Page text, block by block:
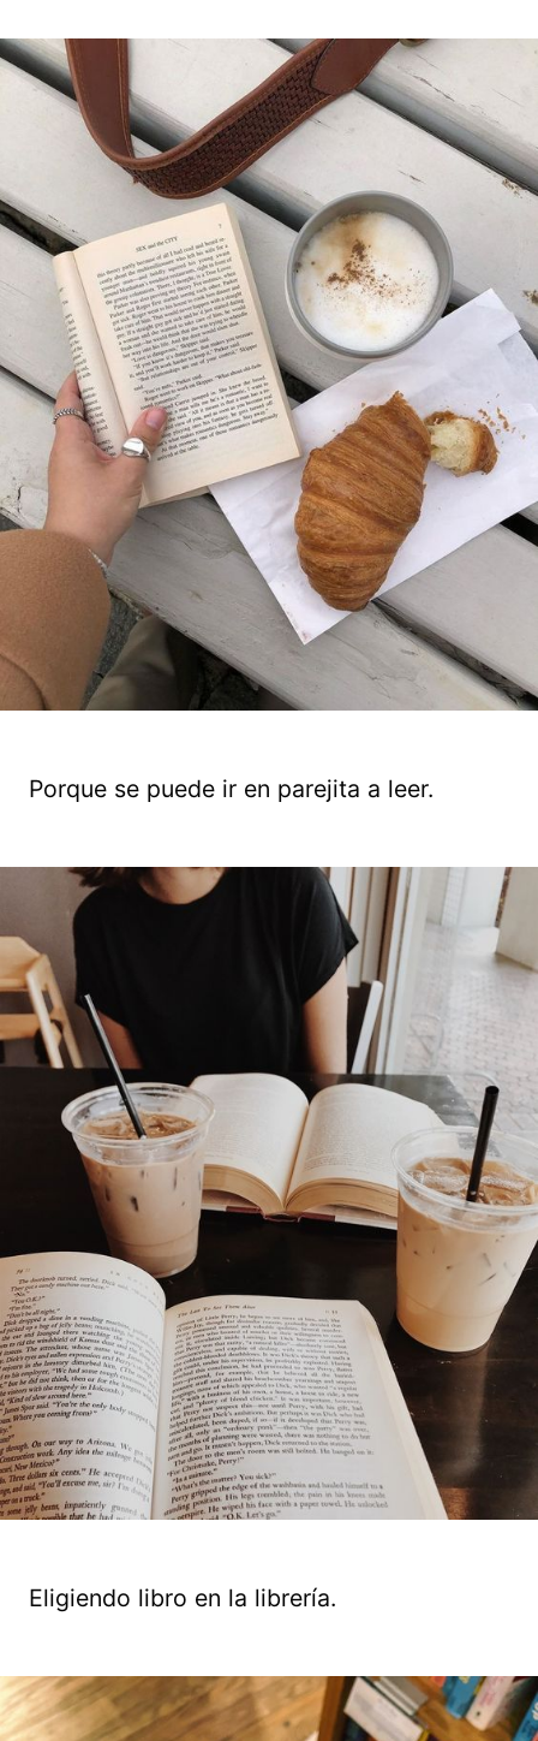
Porque se puede ir en parejita a leer.
Eligiendo libro en la librería.